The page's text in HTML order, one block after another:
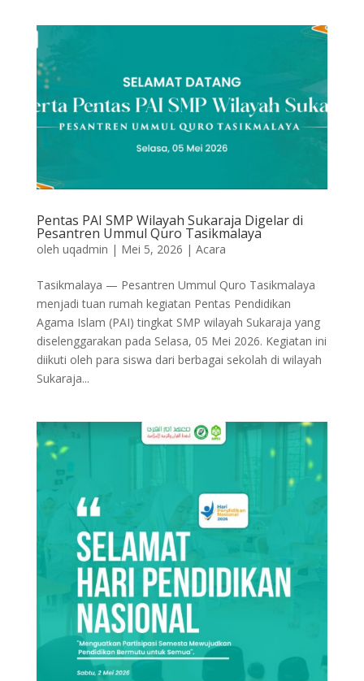
Pentas PAI SMP Wilayah Sukaraja Digelar di
Pesantren Ummul Quro Tasikmalaya
oleh uqadmin | Mei 5, 2026 | Acara
Tasikmalaya — Pesantren Ummul Quro Tasikmalaya
menjadi tuan rumah kegiatan Pentas Pendidikan
Agama Islam (PAI) tingkat SMP wilayah Sukaraja yang
diselenggarakan pada Selasa, 05 Mei 2026. Kegiatan ini
diikuti oleh para siswa dari berbagai sekolah di wilayah
Sukaraja...